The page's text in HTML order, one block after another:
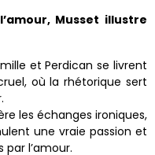
Musset illustre
et Perdican se livrent
où la rhétorique sert
les échanges ironiques,
une vraie passion et
par l’amour.